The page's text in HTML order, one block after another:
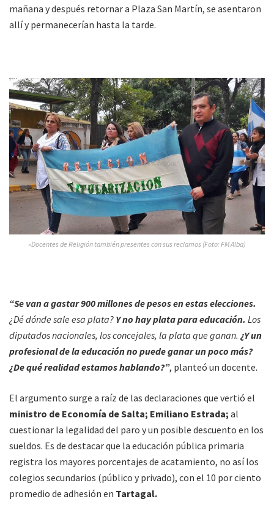
mañana y después retornar a Plaza San Martín, se asentaron
allí y permanecerían hasta la tarde.
»Docentes de Religión también presentes con sus reclamos (Foto: FM Alba)
“Se van a gastar 900 millones de pesos en estas elecciones.
¿Dé dónde sale esa plata? Y no hay plata para educación. Los
diputados nacionales, los concejales, la plata que ganan. ¿Y un
profesional de la educación no puede ganar un poco más?
¿De qué realidad estamos hablando?”, planteó un docente.
El argumento surge a raíz de las declaraciones que vertió el
ministro de Economía de Salta; Emiliano Estrada; al
cuestionar la legalidad del paro y un posible descuento en los
sueldos. Es de destacar que la educación pública primaria
registra los mayores porcentajes de acatamiento, no así los
colegios secundarios (público y privado), con el 10 por ciento
promedio de adhesión en Tartagal.